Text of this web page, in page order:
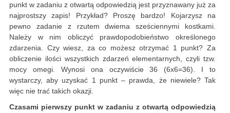
punkt w zadaniu z otwartą odpowiedzią jest przyznawany już za
najprostszy zapis! Przykład? Proszę bardzo! Kojarzysz na
pewno zadanie z rzutem dwiema sześciennymi kostkami.
Należy w nim obliczyć prawdopodobieństwo określonego
zdarzenia. Czy wiesz, za co możesz otrzymać 1 punkt? Za
obliczenie ilości wszystkich zdarzeń elementarnych, czyli tzw.
mocy omegi. Wynosi ona oczywiście 36 (6x6=36). I to
wystarczy, aby uzyskać 1 punkt – prawda, że niewiele? Tak
więc nie trać takich okazji.
Czasami pierwszy punkt w zadaniu z otwartą odpowiedzią